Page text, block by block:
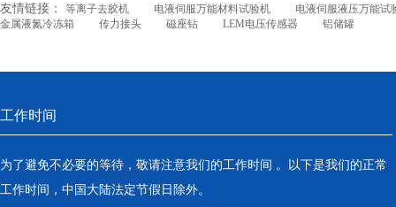
友情链接： 等离子去胶机 电液伺服万能材料试验机
电液伺服液压万能试
金属液氮冷冻箱
传力接头 磁座钻 LEM电压传感器 铝储罐
工作时间
为了避免不必要的等待，敬请注意我们的工作时间 。以下是我们的正常
工作时间，中国大陆法定节假日除外。